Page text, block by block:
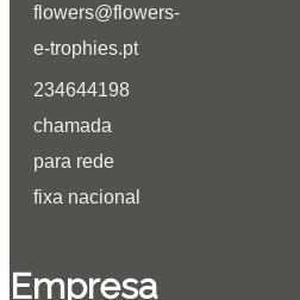
flowers@flowers-
e-trophies.pt
234644198
chamada
para rede
fixa nacional
Empresa